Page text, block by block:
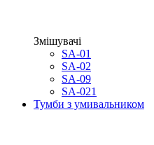
Змішувачі
SA-01
SA-02
SA-09
SA-021
Тумби з умивальником